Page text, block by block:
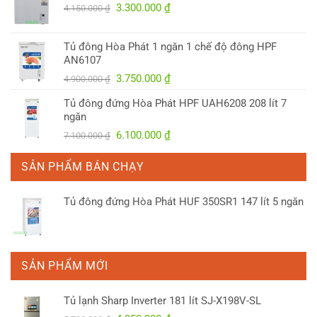
4.150.000₫ Giá
4.150.000 ₫.
3.300.000 ₫Giá
là:
Tủ đông Hòa Phát 1 ngăn 1 chế độ đông HPF
AN6107
4.900.000₫ Giá
là:
3.750.000 ₫Giá
tại
3.750.000 ₫.
Tủ đông đứng Hòa Phát HPF UAH6208 208 lít 7
ngăn
7.100.000₫ Giá
là:
7.100.000 ₫.
6.100.000 ₫Giá
là:
SẢN PHẨM BÁN CHẠY
Tủ đông đứng Hòa Phát HUF 350SR1 147 lít 5 ngăn
SẢN PHẨM MỚI
Tủ lạnh Sharp Inverter 181 lít SJ-X198V-SL